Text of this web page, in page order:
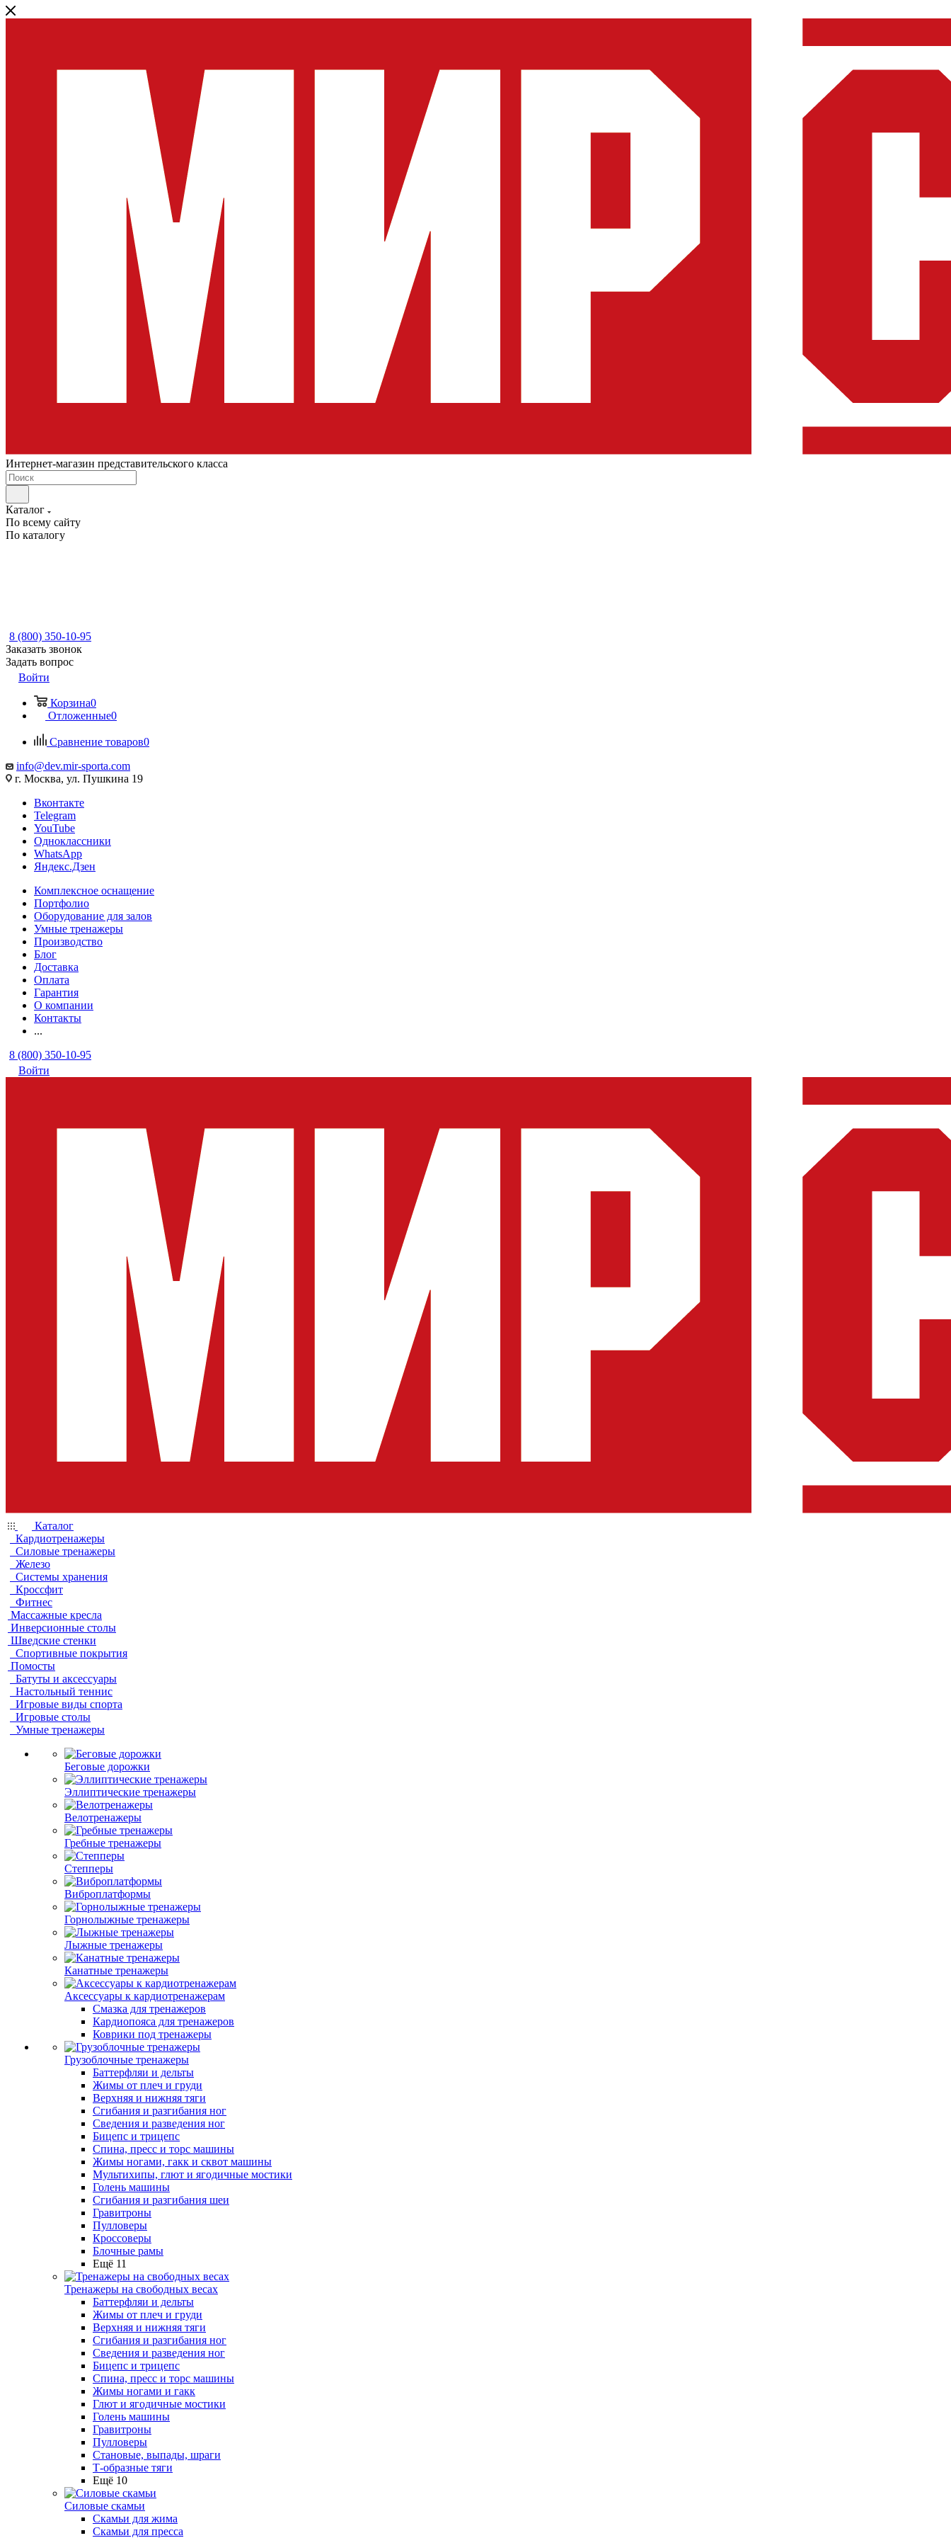
Интернет-магазин представительского класса
Каталог
По всему сайту
По каталогу
8 (800) 350-10-95
Заказать звонок
Задать вопрос
Войти
Корзина0
Отложенные0
Сравнение товаров0
info@dev.mir-sporta.com
г. Москва, ул. Пушкина 19
Вконтакте
Telegram
YouTube
Одноклассники
WhatsApp
Яндекс.Дзен
Комплексное оснащение
Портфолио
Оборудование для залов
Умные тренажеры
Производство
Блог
Доставка
Оплата
Гарантия
О компании
Контакты
...
8 (800) 350-10-95
Войти
Каталог
Кардиотренажеры
Силовые тренажеры
Железо
Системы хранения
Кроссфит
Фитнес
Массажные кресла
Инверсионные столы
Шведские стенки
Спортивные покрытия
Помосты
Батуты и аксессуары
Настольный теннис
Игровые виды спорта
Игровые столы
Умные тренажеры
Беговые дорожки
Эллиптические тренажеры
Велотренажеры
Гребные тренажеры
Степперы
Виброплатформы
Горнолыжные тренажеры
Лыжные тренажеры
Канатные тренажеры
Аксессуары к кардиотренажерам
Смазка для тренажеров
Кардиопояса для тренажеров
Коврики под тренажеры
Грузоблочные тренажеры
Баттерфляи и дельты
Жимы от плеч и груди
Верхняя и нижняя тяги
Сгибания и разгибания ног
Сведения и разведения ног
Бицепс и трицепс
Спина, пресс и торс машины
Жимы ногами, гакк и сквот машины
Мультихипы, глют и ягодичные мостики
Голень машины
Сгибания и разгибания шеи
Гравитроны
Пулловеры
Кроссоверы
Блочные рамы
Ещё 11
Тренажеры на свободных весах
Баттерфляи и дельты
Жимы от плеч и груди
Верхняя и нижняя тяги
Сгибания и разгибания ног
Сведения и разведения ног
Бицепс и трицепс
Спина, пресс и торс машины
Жимы ногами и гакк
Глют и ягодичные мостики
Голень машины
Гравитроны
Пулловеры
Становые, выпады, шраги
Т-образные тяги
Ещё 10
Силовые скамьи
Скамьи для жима
Скамьи для пресса